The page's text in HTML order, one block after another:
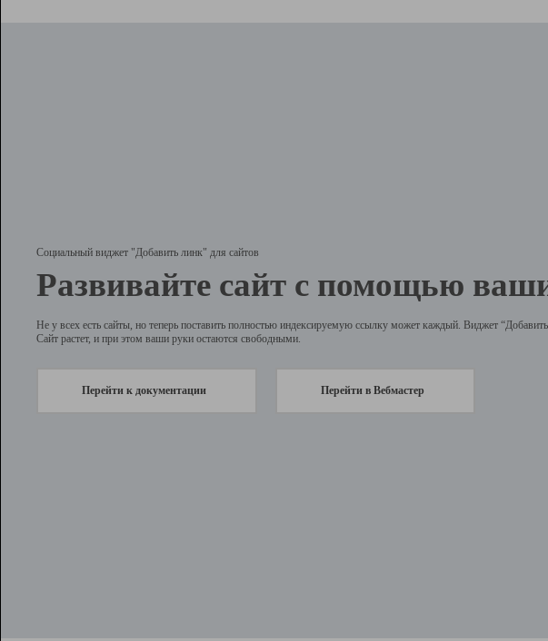
Социальный виджет "Добавить линк" для сайтов
Развивайте сайт с помощью
Не у всех есть сайты, но теперь поставить полностью индексируемую ссылку может каждый. Виджет
Сайт растет, и при этом ваши руки остаются свободными.
Перейти к документации Перейти в Вебмастер